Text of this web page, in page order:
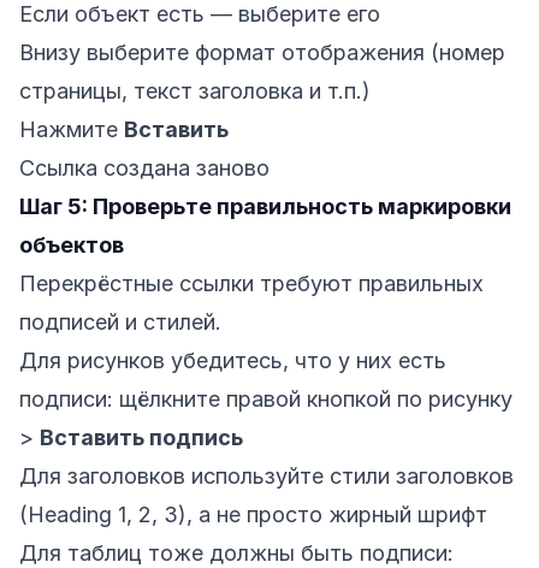
Если объект есть — выберите его
Внизу выберите формат отображения (номер
страницы, текст заголовка и т.п.)
Нажмите Вставить
Ссылка создана заново
Шаг 5: Проверьте правильность маркировки
объектов
Перекрёстные ссылки требуют правильных
подписей и стилей.
Для рисунков убедитесь, что у них есть
подписи: щёлкните правой кнопкой по рисунку
> Вставить подпись
Для заголовков используйте стили заголовков
(Heading 1, 2, 3), а не просто жирный шрифт
Для таблиц тоже должны быть подписи: